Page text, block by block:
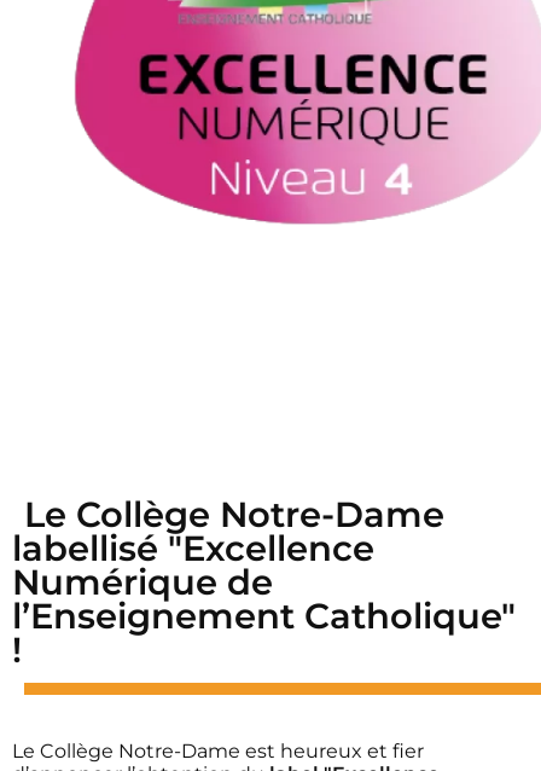
Le Collège Notre-Dame
labellisé "Excellence
Numérique de
l’Enseignement Catholique"
!
Le Collège Notre-Dame est heureux et fier